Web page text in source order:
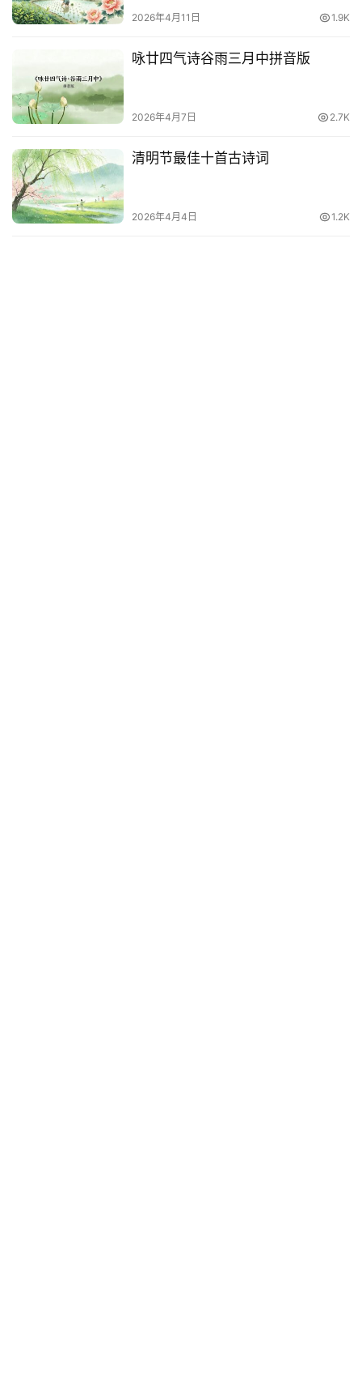
2026年4月11日 1.9K
咏廿四气诗谷雨三月中拼音版
2026年4月7日 2.7K
清明节最佳十首古诗词
2026年4月4日 1.2K